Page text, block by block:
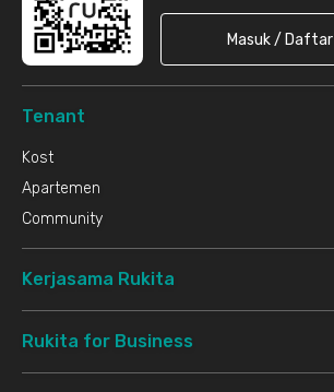
Masuk / Daftar
Tenant
Kost
Apartemen
Community
Kerjasama Rukita
Rukita for Business